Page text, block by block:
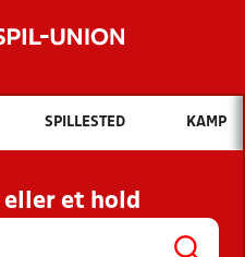
Hvad vil du søge efter?
OG NYHEDER
KLUBBER OG
SPILLESTED KAMP
eller et hold